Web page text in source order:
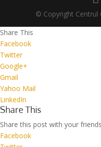
© Copyright Centrul
Share This
Facebook
Twitter
Google+
Gmail
Yahoo Mail
LinkedIn
Share This
Share this post with your
Facebook